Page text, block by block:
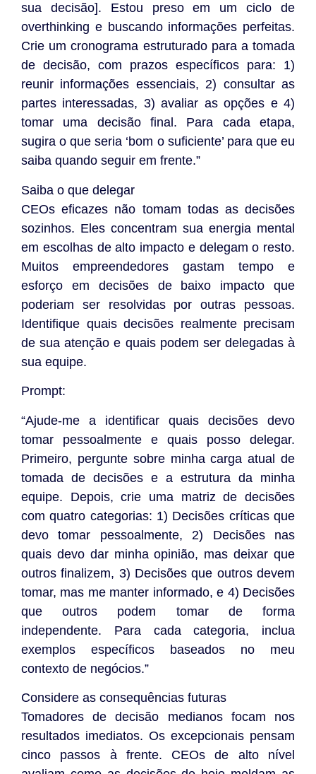
sua decisão]. Estou preso em um ciclo de
overthinking e buscando informações perfeitas.
Crie um cronograma estruturado para a tomada
de decisão, com prazos específicos para: 1)
reunir informações essenciais, 2) consultar as
partes interessadas, 3) avaliar as opções e 4)
tomar uma decisão final. Para cada etapa,
sugira o que seria ‘bom o suficiente’ para que eu
saiba quando seguir em frente.”
Saiba o que delegar
CEOs eficazes não tomam todas as decisões
sozinhos. Eles concentram sua energia mental
em escolhas de alto impacto e delegam o resto.
Muitos empreendedores gastam tempo e
esforço em decisões de baixo impacto que
poderiam ser resolvidas por outras pessoas.
Identifique quais decisões realmente precisam
de sua atenção e quais podem ser delegadas à
sua equipe.
Prompt:
“Ajude-me a identificar quais decisões devo
tomar pessoalmente e quais posso delegar.
Primeiro, pergunte sobre minha carga atual de
tomada de decisões e a estrutura da minha
equipe. Depois, crie uma matriz de decisões
com quatro categorias: 1) Decisões críticas que
devo tomar pessoalmente, 2) Decisões nas
quais devo dar minha opinião, mas deixar que
outros finalizem, 3) Decisões que outros devem
tomar, mas me manter informado, e 4) Decisões
que outros podem tomar de forma
independente. Para cada categoria, inclua
exemplos específicos baseados no meu
contexto de negócios.”
Considere as consequências futuras
Tomadores de decisão medianos focam nos
resultados imediatos. Os excepcionais pensam
cinco passos à frente. CEOs de alto nível